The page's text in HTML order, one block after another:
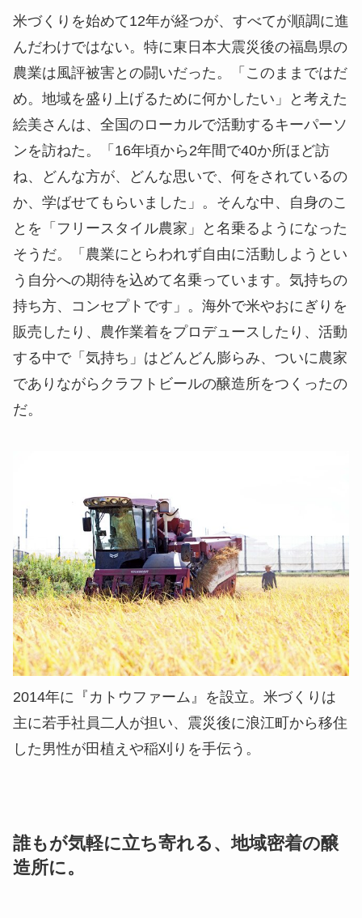
米づくりを始めて12年が経つが、すべてが順調に進
んだわけではない。特に東日本大震災後の福島県の
農業は風評被害との闘いだった。「このままではだ
め。地域を盛り上げるために何かしたい」と考えた
絵美さんは、全国のローカルで活動するキーパーソ
ンを訪ねた。「16年頃から2年間で40か所ほど訪
ね、どんな方が、どんな思いで、何をされているの
か、学ばせてもらいました」。そんな中、自身のこ
とを「フリースタイル農家」と名乗るようになった
そうだ。「農業にとらわれず自由に活動しようとい
う自分への期待を込めて名乗っています。気持ちの
持ち方、コンセプトです」。海外で米やおにぎりを
販売したり、農作業着をプロデュースしたり、活動
する中で「気持ち」はどんどん膨らみ、ついに農家
でありながらクラフトビールの醸造所をつくったの
だ。
2014年に『カトウファーム』を設立。米づくりは
主に若手社員二人が担い、震災後に浪江町から移住
した男性が田植えや稲刈りを手伝う。
誰もが気軽に立ち寄れる、地域密着の醸
造所に。